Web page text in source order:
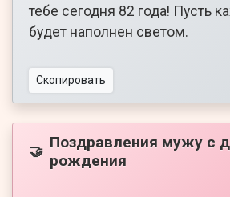
тебе сегодня 82 года! Пусть
будет наполнен светом.
Скопировать
🤝 Поздравления мужу с
рождения